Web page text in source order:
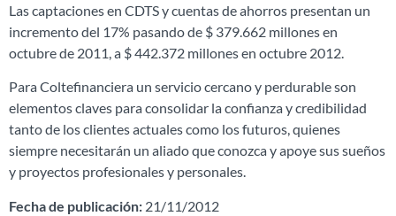
Las captaciones en CDTS y cuentas de ahorros presentan un
incremento del 17% pasando de $ 379.662 millones en
octubre de 2011, a $ 442.372 millones en octubre 2012.
Para Coltefinanciera un servicio cercano y perdurable son
elementos claves para consolidar la confianza y credibilidad
tanto de los clientes actuales como los futuros, quienes
siempre necesitarán un aliado que conozca y apoye sus sueños
y proyectos profesionales y personales.
Fecha de publicación: 21/11/2012